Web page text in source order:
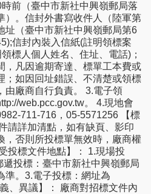
前（臺中市新社中興嶺郵局落
）。信封外書寫收件人（陸軍第
址（臺中市新社中興嶺郵局第6
信封內裝入信紙(註明領標案
標人個人姓名、住址、電話)；
，凡因逾期寄達、標單工本費或
；如因回址錯誤、不清楚或領標
由廠商自行負責。 3.電子領
web.pcc.gov.tw。 4.現地會
711-716，05-5571256 【標
請詳加清點，如有缺頁、影印
，否則所投標單無效時，廠商權
投標文件地點】： 1.現場投
投標：臺中市新社中興嶺郵局
準。3.電子投標：網址為
、異議】： 廠商對招標文件內